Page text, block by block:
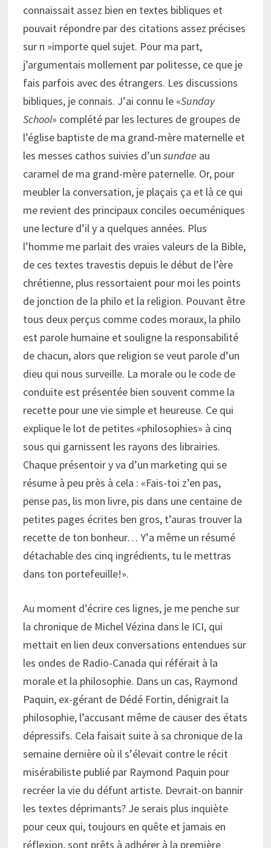
connaissait assez bien en textes bibliques et
pouvait répondre par des citations assez précises
sur n »importe quel sujet. Pour ma part,
j’argumentais mollement par politesse, ce que je
fais parfois avec des étrangers. Les discussions
bibliques, je connais. J’ai connu le «Sunday
School» complété par les lectures de groupes de
l’église baptiste de ma grand-mère maternelle et
les messes cathos suivies d’un sundae au
caramel de ma grand-mère paternelle. Or, pour
meubler la conversation, je plaçais ça et là ce qui
me revient des principaux conciles oecuméniques 
une lecture d’il y a quelques années. Plus
l’homme me parlait des vraies valeurs de la Bible,
de ces textes travestis depuis le début de l’ère
chrétienne, plus ressortaient pour moi les points
de jonction de la philo et la religion. Pouvant être
tous deux perçus comme codes moraux, la philo
est parole humaine et souligne la responsabilité
de chacun, alors que religion se veut parole d’un
dieu qui nous surveille. La morale ou le code de
conduite est présentée bien souvent comme la
recette pour une vie simple et heureuse. Ce qui
explique le lot de petites «philosophies» à cinq
sous qui garnissent les rayons des librairies.
Chaque présentoir y va d’un marketing qui se
résume à peu près à cela : «Fais-toi z’en pas,
pense pas, lis mon livre, pis dans une centaine de
petites pages écrites ben gros, t’auras trouver la
recette de ton bonheur… Y’a même un résumé
détachable des cinq ingrédients, tu le mettras
dans ton portefeuille!».
Au moment d’écrire ces lignes, je me penche sur
la chronique de Michel Vézina dans le ICI, qui
mettait en lien deux conversations entendues sur
les ondes de Radio-Canada qui référait à la
morale et la philosophie. Dans un cas, Raymond
Paquin, ex-gérant de Dédé Fortin, dénigrait la
philosophie, l’accusant même de causer des états
dépressifs. Cela faisait suite à sa chronique de la
semaine dernière où il s’élevait contre le récit
misérabiliste publié par Raymond Paquin pour
recréer la vie du défunt artiste. Devrait-on bannir
les textes déprimants? Je serais plus inquiète
pour ceux qui, toujours en quête et jamais en
réflexion, sont prêts à adhérer à la première